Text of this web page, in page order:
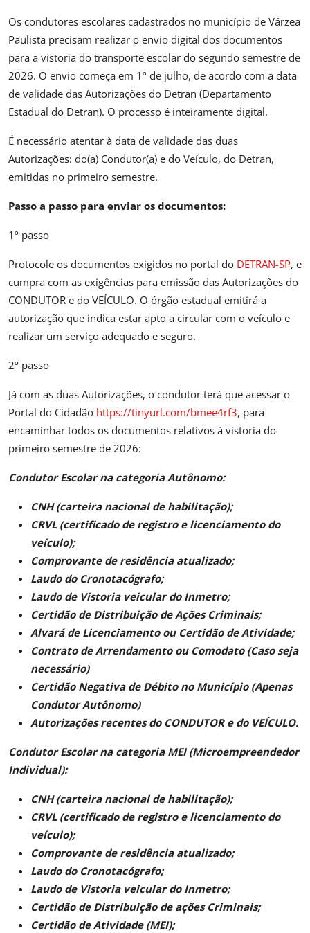
Os condutores escolares cadastrados no município de Várzea
Paulista precisam realizar o envio digital dos documentos
para a vistoria do transporte escolar do segundo semestre de
2026. O envio começa em 1º de julho, de acordo com a data
de validade das Autorizações do Detran (Departamento
Estadual do Detran). O processo é inteiramente digital.
É necessário atentar à data de validade das duas
Autorizações: do(a) Condutor(a) e do Veículo, do Detran,
emitidas no primeiro semestre.
Passo a passo para enviar os documentos:
1º passo
Protocole os documentos exigidos no portal do DETRAN-SP, e
cumpra com as exigências para emissão das Autorizações do
CONDUTOR e do VEÍCULO. O órgão estadual emitirá a
autorização que indica estar apto a circular com o veículo e
realizar um serviço adequado e seguro.
2º passo
Já com as duas Autorizações, o condutor terá que acessar o
Portal do Cidadão https://tinyurl.com/bmee4rf3, para
encaminhar todos os documentos relativos à vistoria do
primeiro semestre de 2026:
Condutor Escolar na categoria Autônomo:
CNH (carteira nacional de habilitação);
CRVL (certificado de registro e licenciamento do
veículo);
Comprovante de residência atualizado;
Laudo do Cronotacógrafo;
Laudo de Vistoria veicular do Inmetro;
Certidão de Distribuição de Ações Criminais;
Alvará de Licenciamento ou Certidão de Atividade;
Contrato de Arrendamento ou Comodato (Caso seja
necessário)
Certidão Negativa de Débito no Município (Apenas
Condutor Autônomo)
Autorizações recentes do CONDUTOR e do VEÍCULO.
Condutor Escolar na categoria MEI (Microempreendedor
Individual):
CNH (carteira nacional de habilitação);
CRVL (certificado de registro e licenciamento do
veículo);
Comprovante de residência atualizado;
Laudo do Cronotacógrafo;
Laudo de Vistoria veicular do Inmetro;
Certidão de Distribuição de ações Criminais;
Certidão de Atividade (MEI);